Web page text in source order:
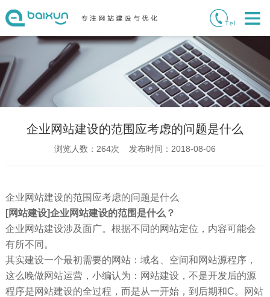
企业网站建设的范围应考虑的问题是什么
浏览人数： 264次 发布时间：2018-08-06
企业网站建设的范围应考虑的问题是什么
[网站建设]企业网站建设的范围是什么？
企业网站建设涉及面广。根据不同的网站定位，内容可能会
有所不同。
其实建设一个最初需要的网站：域名、空间和网站源程序，
这么晚做网站运营，小编认为：网站建设，不是开发后的源
程序是网站建设的全过程，而是从一开始，到后期和C。网站